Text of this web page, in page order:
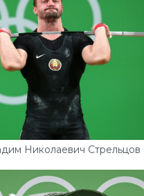
Николаевич Стрельцов